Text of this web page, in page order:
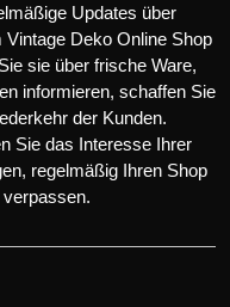
Updates über
Vintage Deko Online Shop
sie über frische Ware,
informieren, schaffen Sie
der Kunden.
Sie das Interesse Ihrer
regelmäßig Ihren Shop